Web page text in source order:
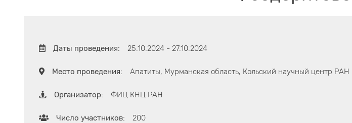
Даты проведения: 25.10.2024 - 27.10.2024
Место проведения: Апатиты, Мурманская область, Кольский научный центр РАН
Организатор: ФИЦ КНЦ РАН
Число участников: 200